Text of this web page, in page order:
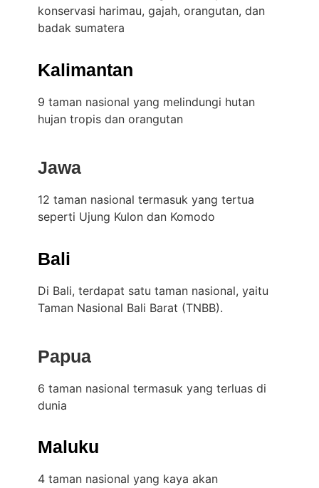
konservasi harimau, gajah, orangutan, dan
badak sumatera
Kalimantan
9 taman nasional yang melindungi hutan
hujan tropis dan orangutan
Jawa
12 taman nasional termasuk yang tertua
seperti Ujung Kulon dan Komodo
Bali
Di Bali, terdapat satu taman nasional, yaitu
Taman Nasional Bali Barat (TNBB).
Papua
6 taman nasional termasuk yang terluas di
dunia
Maluku
4 taman nasional yang kaya akan